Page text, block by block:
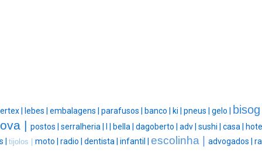
| lebes | embalagens | parafusos | banco | ki | pneus | gelo |
| postos | serralheria | bella | dagoberto | adv | sushi | casa |
| tijolos | moto | radio | dentista | infantil | escolinha | advogados |